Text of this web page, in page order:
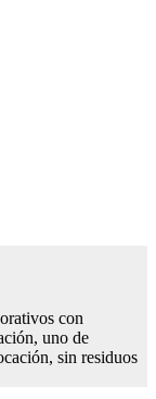
con
uno de
sin residuos